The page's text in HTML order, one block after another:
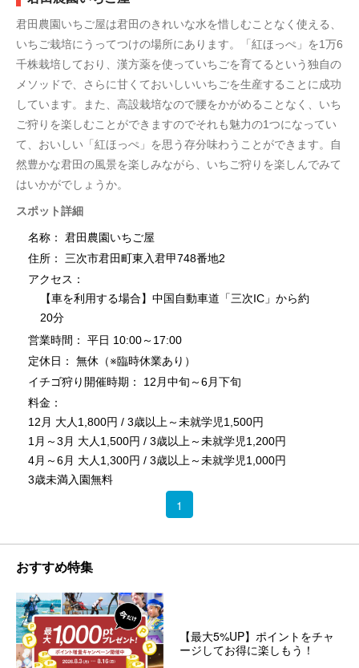
君田農園いちご屋は君田のきれいな水を惜しむことなく使える、
いちご栽培にうってつけの場所にあります。「紅ほっぺ」を1万6
千株栽培しており、漢方薬を使っていちごを育てるという独自の
メソッドで、さらに甘くておいしいいちごを生産することに成功
しています。また、高設栽培なので腰をかがめることなく、いち
ご狩りを楽しむことができますのでそれも魅力の1つになってい
て、おいしい「紅ほっぺ」を思う存分味わうことができます。自
然豊かな君田の風景を楽しみながら、いちご狩りを楽しんでみて
はいかがでしょうか。
スポット詳細
名称： 君田農園いちご屋
住所： 三次市君田町東入君甲748番地2
アクセス：
【車を利用する場合】中国自動車道「三次IC」から約
20分
営業時間： 平日 10:00～17:00
定休日： 無休（※臨時休業あり）
イチゴ狩り開催時期： 12月中旬～6月下旬
料金：
12月 大人1,800円 / 3歳以上～未就学児1,500円
1月～3月 大人1,500円 / 3歳以上～未就学児1,200円
4月～6月 大人1,300円 / 3歳以上～未就学児1,000円
3歳未満入園無料
1
おすすめ特集
【最大5%UP】ポイントをチャ
ージしてお得に楽しもう！